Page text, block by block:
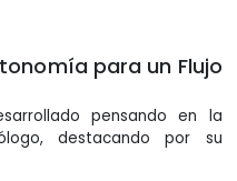
para un Flujo
pensando en la
destacando por su